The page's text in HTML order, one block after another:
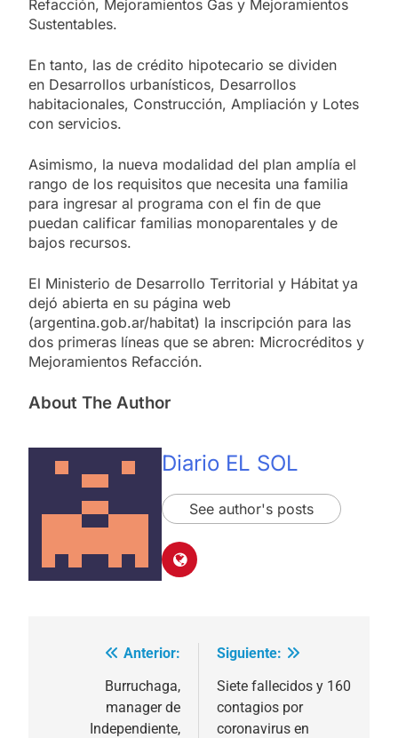
Refacción, Mejoramientos Gas y Mejoramientos
Sustentables.
En tanto, las de crédito hipotecario se dividen
en Desarrollos urbanísticos, Desarrollos
habitacionales, Construcción, Ampliación y Lotes
con servicios.
Asimismo, la nueva modalidad del plan amplía el
rango de los requisitos que necesita una familia
para ingresar al programa con el fin de que
puedan calificar familias monoparentales y de
bajos recursos.
El Ministerio de Desarrollo Territorial y Hábitat ya
dejó abierta en su página web
(argentina.gob.ar/habitat) la inscripción para las
dos primeras líneas que se abren: Microcréditos y
Mejoramientos Refacción.
About The Author
Diario EL SOL
See author's posts
Navegación
entradas
Anterior:
Burruchaga,
manager de
Independiente,
Siguiente:
Siete fallecidos y 160
contagios por
coronavirus en